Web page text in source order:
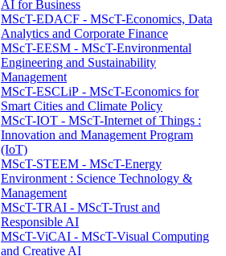
AI for Business
MScT-EDACF - MScT-Economics, Data
Analytics and Corporate Finance
MScT-EESM - MScT-Environmental
Engineering and Sustainability
Management
MScT-ESCLiP - MScT-Economics for
Smart Cities and Climate Policy
MScT-IOT - MScT-Internet of Things :
Innovation and Management Program
(IoT)
MScT-STEEM - MScT-Energy
Environment : Science Technology &
Management
MScT-TRAI - MScT-Trust and
Responsible AI
MScT-ViCAI - MScT-Visual Computing
and Creative AI